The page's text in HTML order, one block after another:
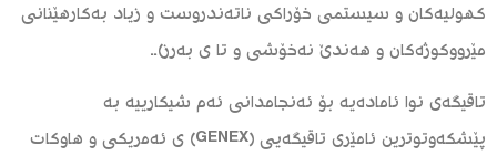
کهولیەکان و سیستمی خۆراکی ناتەندروست و زیاد بەکارهێنانی
مێرووکوژەکان و هەندێ نەخۆشی و تا ی بەرز)..
تاقیگەی نوا ئامادەیە بۆ ئەنجامدانی ئەم شیکارییە بە
پێشکەوتوترین ئامێری تاقیگەیی (GENEX) ی ئەمریکی و هاوکات